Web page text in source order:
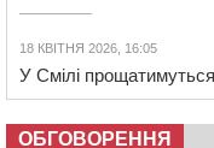
18 КВІТНЯ 2026, 16:05
У Смілі
ОБГОВОРЕННЯ